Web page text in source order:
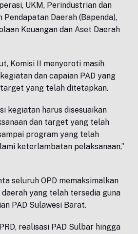
UKM, Perindustrian dan
Pendapatan Daerah (Bapenda),
Keuangan dan Aset Daerah
Komisi II menyoroti masih
dan capaian PAD yang
yang telah ditetapkan.
kegiatan harus disesuaikan
dan target yang telah
program yang telah
keterlambatan pelaksanaan,”
seluruh OPD memaksimalkan
yang telah tersedia guna
PAD Sulawesi Barat.
realisasi PAD Sulbar hingga